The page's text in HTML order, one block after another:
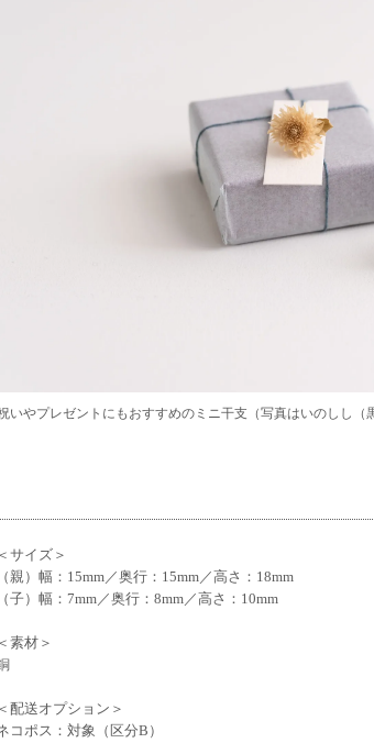
いやプレゼントにもおすすめのミニ干支（写真はいのしし（
＜サイズ＞
（親）幅：15mm／奥行：15mm／高さ：18mm
（子）幅：7mm／奥行：8mm／高さ：10mm
＜素材＞
＜配送オプション＞
コポス：対象（区分B）